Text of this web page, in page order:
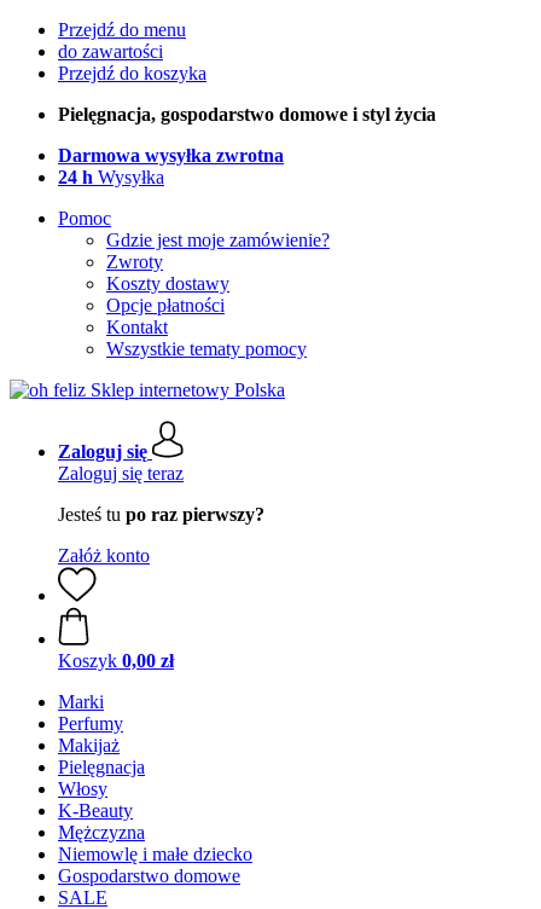
Przejdź do menu
do zawartości
Przejdź do koszyka
Pielęgnacja, gospodarstwo domowe i styl życia
Darmowa wysyłka zwrotna
24 h Wysyłka
Pomoc
Gdzie jest moje zamówienie?
Zwroty
Koszty dostawy
Opcje płatności
Kontakt
Wszystkie tematy pomocy
Zaloguj się
Zaloguj się teraz
Jesteś tu po raz pierwszy?
Załóż konto
Koszyk 0,00 zł
Marki
Perfumy
Makijaż
Pielęgnacja
Włosy
K-Beauty
Mężczyzna
Niemowlę i małe dziecko
Gospodarstwo domowe
SALE